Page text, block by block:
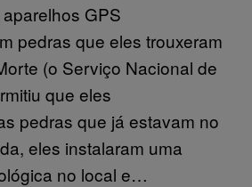
GPS
pedras que eles trouxeram
(o Serviço Nacional de
que eles
pedras que já estavam no
eles instalaram uma
no local e…